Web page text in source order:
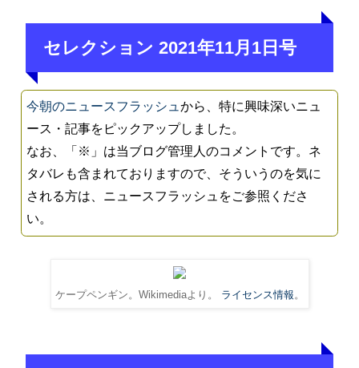
セレクション 2021年11月1日号
今朝のニュースフラッシュから、特に興味深いニュ
ース・記事をピックアップしました。
なお、「※」は当ブログ管理人のコメントです。ネ
タバレも含まれておりますので、そういうのを気に
される方は、ニュースフラッシュをご参照くださ
い。
ケープペンギン。Wikimediaより。 ライセンス情報 。